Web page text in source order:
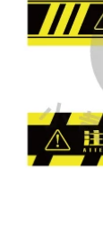
Dây Cảnh báo Tầng
Nhãn Sàn Sàn Băng
Màu Băng Scribe
Băng cảnh báo màu
vàng PVC Zebra
Dây cảnh báo cách
ly Nhận dạng Dán
sàn Sàn băng Màu
5S Định vị Scribe